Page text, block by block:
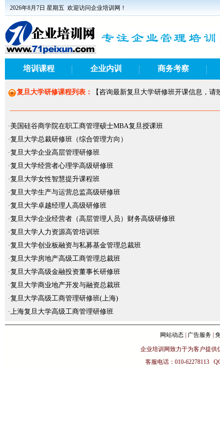
2026年8月7日 星期五 欢迎访问企业培训网！
培训课程 企业内训 商务考察
复旦大学研修课程列表： 【咨询最新复旦大学研修班开课信息，请
· 美国硅谷商学院在职工商管理硕士MBA复旦授课班
·复旦大学总裁研修班（综合管理方向）
·复旦大学企业高层管理研修班
·复旦大学经营者心理学高级研修班
·复旦大学女性智慧提升课程班
·复旦大学生产与运营总监高级研修班
·复旦大学卓越经理人高级研修班
·复旦大学企业经营者（高层管理人员）财务高级研修班
·复旦大学人力资源高管培训班
·复旦大学创业板融资与私募基金管理总裁班
·复旦大学房地产高级工商管理总裁班
·复旦大学高级金融投资董事长研修班
·复旦大学商业地产开发与融资总裁班
·复旦大学高级工商管理研修班(上海)
·上海复旦大学高级工商管理研修班
网站动态 广告服务
企业培训网致力于为客户提供
客服电话：010-62278113